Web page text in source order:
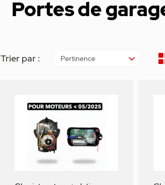
Portes de
Trier par : Pertinence